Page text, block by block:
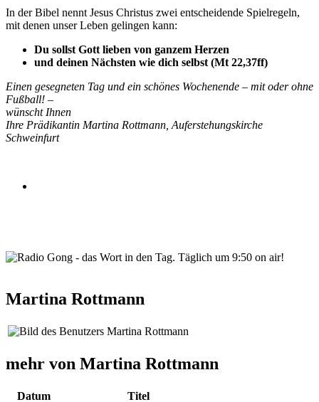
In der Bibel nennt Jesus Christus zwei entscheidende Spielregeln,
mit denen unser Leben gelingen kann:
Du sollst Gott lieben von ganzem Herzen
und deinen Nächsten wie dich selbst (Mt 22,37ff)
Einen gesegneten Tag und ein schönes Wochenende – mit oder ohne
Fußball! –
wünscht Ihnen
Ihre Prädikantin Martina Rottmann, Auferstehungskirche
Schweinfurt
Martina Rottmann
mehr von Martina Rottmann
Datum Titel